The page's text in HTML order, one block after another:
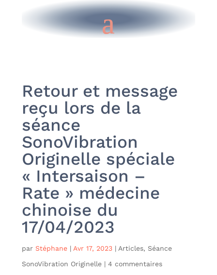
Retour et message
reçu lors de la
séance
SonoVibration
Originelle spéciale
« Intersaison –
Rate » médecine
chinoise du
17/04/2023
par Stéphane| Avr 17, 2023| Articles, Séance
SonoVibration Originelle| 4 commentaires